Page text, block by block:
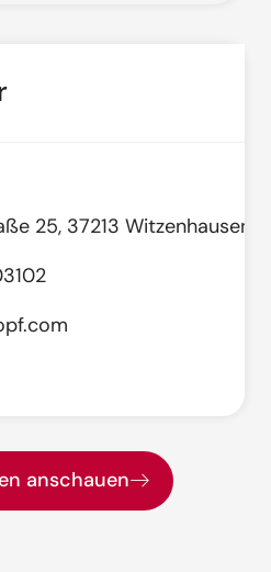
25, 37213 Witzenhausen
anschauen